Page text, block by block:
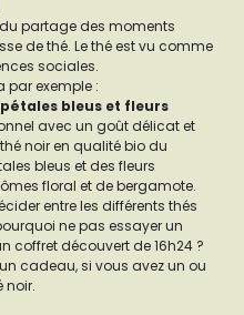
partage des moments
de thé. Le thé est vu comme
sociales.
par exemple :
bleus et fleurs
avec un goût délicat et
noir en qualité bio du
bleus et des fleurs
floral et de bergamote.
entre les différents thés
ne pas essayer un
coffret découvert de 16h24 ?
cadeau, si vous avez un ou
noir.